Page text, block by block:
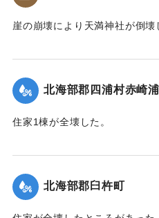
崖の崩壊により天満神社が倒
｜固有コード:
北海部郡四浦村赤崎浦
住家1棟が全壊した。
｜固有コード: 00480021
北海部郡臼杵町